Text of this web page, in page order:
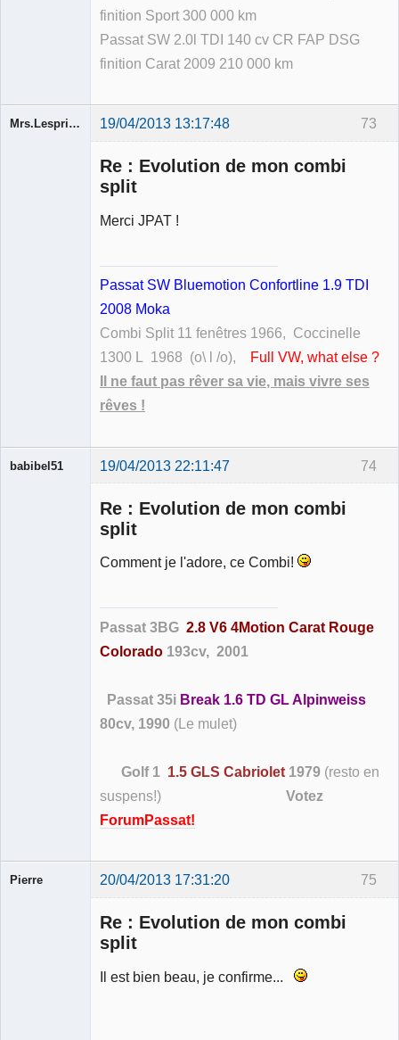
finition Sport 300 000 km
Passat SW 2.0l TDI 140 cv CR FAP DSG
finition Carat 2009 210 000 km
73
Mrs.Lespritfifi 19/04/2013 13:17:48
Re : Evolution de mon combi
split
Merci JPAT !
Passat SW Bluemotion Confortline 1.9 TDI
2008 Moka
Combi Split 11 fenêtres 1966, Coccinelle
1300 L 1968 (o\ l /o),
Full VW, what else ?
Il ne faut pas rêver sa vie, mais vivre ses
rêves !
74
babibel51 19/04/2013 22:11:47
Re : Evolution de mon combi
split
Comment je l'adore, ce Combi!
Passat 3BG 2.8 V6 4Motion Carat Rouge
Colorado 193cv, 2001
Passat 35i Break 1.6 TD GL Alpinweiss
80cv, 1990 (Le mulet)
Golf 1 1.5 GLS Cabriolet 1979 (resto en
suspens!) Votez
ForumPassat!
75
Pierre 20/04/2013 17:31:20
Re : Evolution de mon combi
split
Il est bien beau, je confirme...